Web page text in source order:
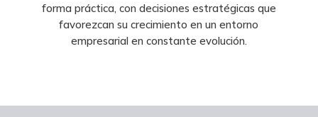
forma práctica, con decisiones estratégicas que
favorezcan su crecimiento en un entorno
empresarial en constante evolución.